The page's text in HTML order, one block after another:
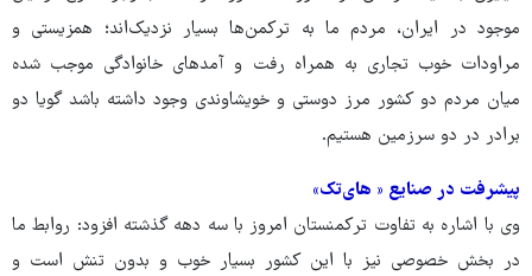
موجود در ایران، مردم ما به ترکمن‌ها بسیار نزدیک‌اند؛ همزیستی و
مراودات خوب تجاری به همراه رفت و آمدهای خانوادگی موجب شده
میان مردم دو کشور مرز دوستی و خویشاوندی وجود داشته باشد گویا دو
برادر در دو سرزمین هستیم.
پیشرفت در صنایع « های‌تک»
وی با اشاره به تفاوت ترکمنستان امروز با سه دهه گذشته افزود: روابط ما
در بخش خصوصی نیز با این کشور بسیار خوب و بدون تنش است و